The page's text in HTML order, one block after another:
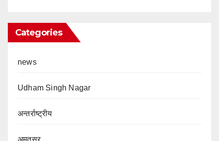
Categories
news
Udham Singh Nagar
अन्तर्राष्ट्रीय
अमृतसर